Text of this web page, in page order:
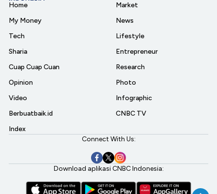
Home
My Money
Tech
Sharia
Cuap Cuap Cuan
Opinion
Video
Berbuatbaik.id
Index
Market
News
Lifestyle
Entrepreneur
Research
Photo
Infographic
CNBC TV
Connect With Us:
Download aplikasi CNBC Indonesia: